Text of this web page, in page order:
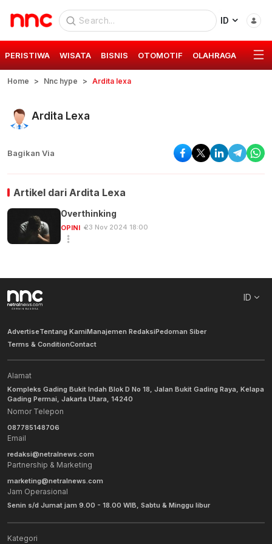
ID
PERISTIWA WISATA BISNIS OTOMOTIF OLAHRAGA GAYA
Home Nnc hype Ardita lexa
Ardita Lexa
Bagikan Via
Artikel dari Ardita Lexa
Overthinking
OPINI 23 Nov 2024 18:00
ID
AdvertiseTentang KamiManajemen RedaksiPedoman Siber
Terms & ConditionContact
Alamat
Kompleks Gading Bukit Indah Blok D No 18, Jalan Bukit Gading Raya, Kelapa
Gading Permai, Jakarta Utara, 14240
Nomor Telepon
087785148706
Email
redaksi@netralnews.com
Partnership & Marketing
marketing@netralnews.com
Jam Operasional
Senin s/d Jumat jam 9.00 - 18.00 WIB, Sabtu & Minggu libur
Kategori